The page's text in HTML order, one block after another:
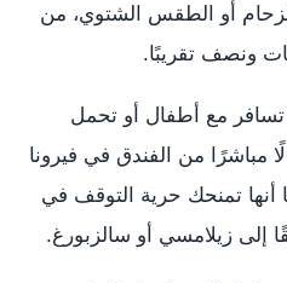
الزحام أو الطقس الشتوي، من
تسافر مع أطفال أو تحمل
مباشرًا من الفندق في فيرونا
أنها تمنحك حرية التوقف في
إلى زيلامسي أو سالزبورغ.